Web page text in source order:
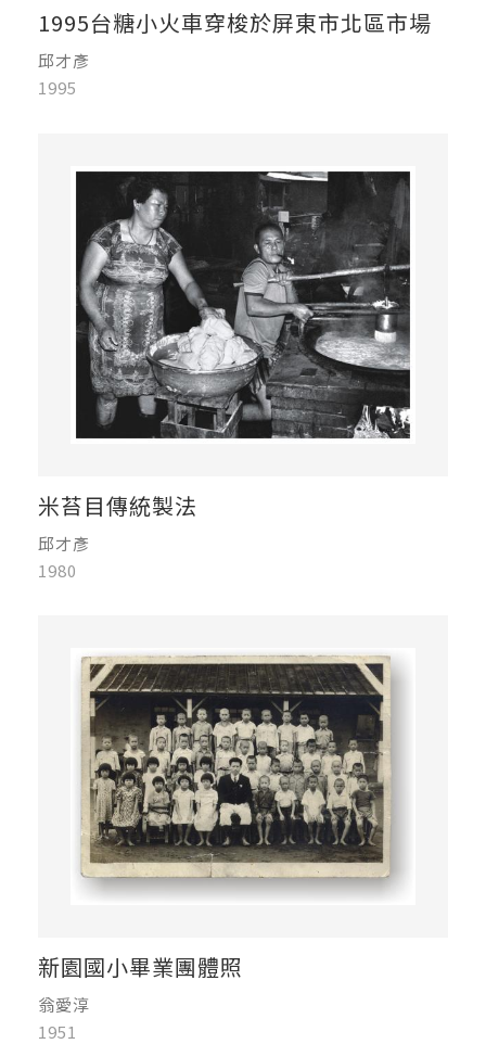
1995台糖小火車穿梭於屏東市北區市場
邱才彥
1995
米苔目傳統製法
邱才彥
1980
新園國小畢業團體照
翁愛淳
1951